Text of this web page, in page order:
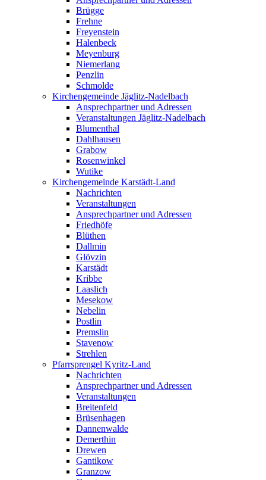
Brügge
Frehne
Freyenstein
Halenbeck
Meyenburg
Niemerlang
Penzlin
Schmolde
Kirchengemeinde Jäglitz-Nadelbach
Ansprechpartner und Adressen
Veranstaltungen Jäglitz-Nadelbach
Blumenthal
Dahlhausen
Grabow
Rosenwinkel
Wutike
Kirchengemeinde Karstädt-Land
Nachrichten
Veranstaltungen
Ansprechpartner und Adressen
Friedhöfe
Blüthen
Dallmin
Glövzin
Karstädt
Kribbe
Laaslich
Mesekow
Nebelin
Postlin
Premslin
Stavenow
Strehlen
Pfarrsprengel Kyritz-Land
Nachrichten
Ansprechpartner und Adressen
Veranstaltungen
Breitenfeld
Brüsenhagen
Dannenwalde
Demerthin
Drewen
Gantikow
Granzow